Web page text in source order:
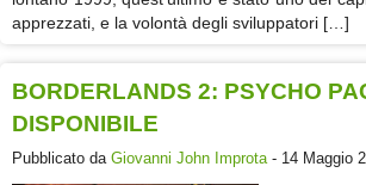
apprezzati, e la volontà degli sviluppatori […]
BORDERLANDS 2: PSYCHO
DISPONIBILE
Pubblicato da Giovanni John Improta- 14 Maggio